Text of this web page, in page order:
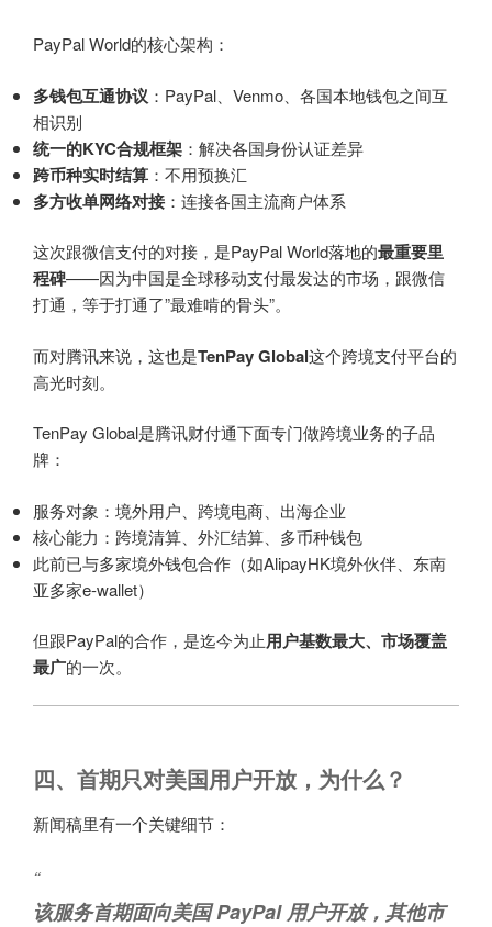
PayPal World的核心架构：
多钱包互通协议 ：PayPal、Venmo、各国本地钱包之间互
相识别
统一的KYC合规框架 ：解决各国身份认证差异
跨币种实时结算 ：不用预换汇
多方收单网络对接 ：连接各国主流商户体系
这次跟微信支付的对接，是PayPal World落地的最重要里
程碑——因为中国是全球移动支付最发达的市场，跟微信
打通，等于打通了”最难啃的骨头”。
而对腾讯来说，这也是TenPay Global这个跨境支付平台的
高光时刻。
TenPay Global是腾讯财付通下面专门做跨境业务的子品
牌：
服务对象：境外用户、跨境电商、出海企业
核心能力：跨境清算、外汇结算、多币种钱包
此前已与多家境外钱包合作（如AlipayHK境外伙伴、东南
亚多家e-wallet）
但跟PayPal的合作，是迄今为止用户基数最大、市场覆盖
最广的一次。
四、首期只对美国用户开放，为什么？
新闻稿里有一个关键细节：
“
该服务首期面向美国 PayPal 用户开放，其他市